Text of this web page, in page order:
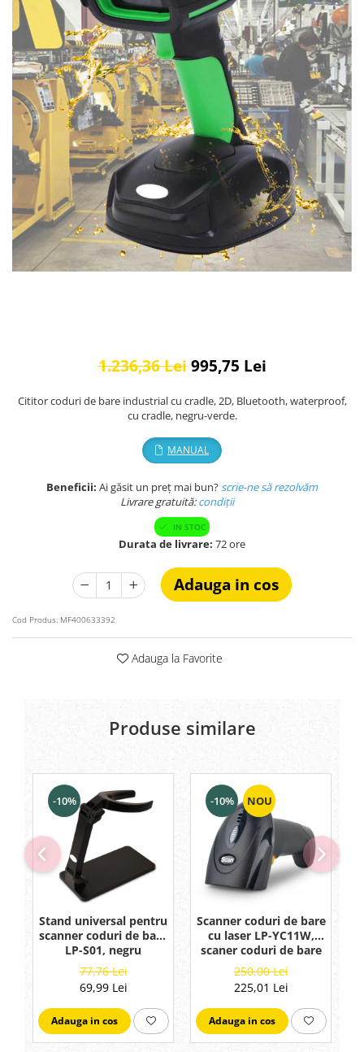
Plicuri cu bule
Plicuri ecommerce
Pungi si sacose
Pungi curierat
Pungi coloane de aer
Pungi hartie
Pungi ziplock cu fermoar
Tuburi de carton
Separatoare carton si coltare
1.236,36 Lei 995,75 Lei
Cititor coduri de bare industrial cu cradle, 2D, Bluetooth, waterproof,
cu cradle, negru-verde.
MANUAL
Beneficii: Ai găsit un preț mai bun?scrie-ne să rezolvăm
Livrare gratuită:condiții
IN STOC
Durata de livrare: 72 ore
Adauga in cos
Cod Produs: MF400633392
Adauga la Favorite
Produse similare
-10%
Stand universal pentru
scanner coduri de bare
LP-S01, negru
77,76 Lei
69,99 Lei
Adauga in cos
-10% NOU
Scanner coduri de bare
cu laser LP-YC11W,
scaner coduri de bare
portabil 1D
250,00 Lei
225,01 Lei
Adauga in cos